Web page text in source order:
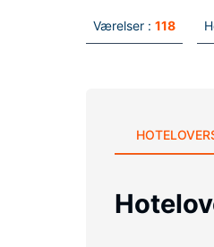
Værelser : 118